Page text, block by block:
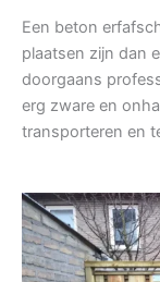
Een beton
plaatsen zijn dan
doorgaans
erg zware en
transporteren en